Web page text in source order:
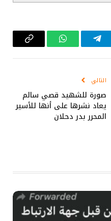
تيلقرام واتساب Copy
التالي
صورة للشهيد قصي سالم
يعاد نشرها على أنها للأسير
المحرر بدر دحلان